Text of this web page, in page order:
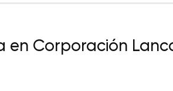
en Corporación